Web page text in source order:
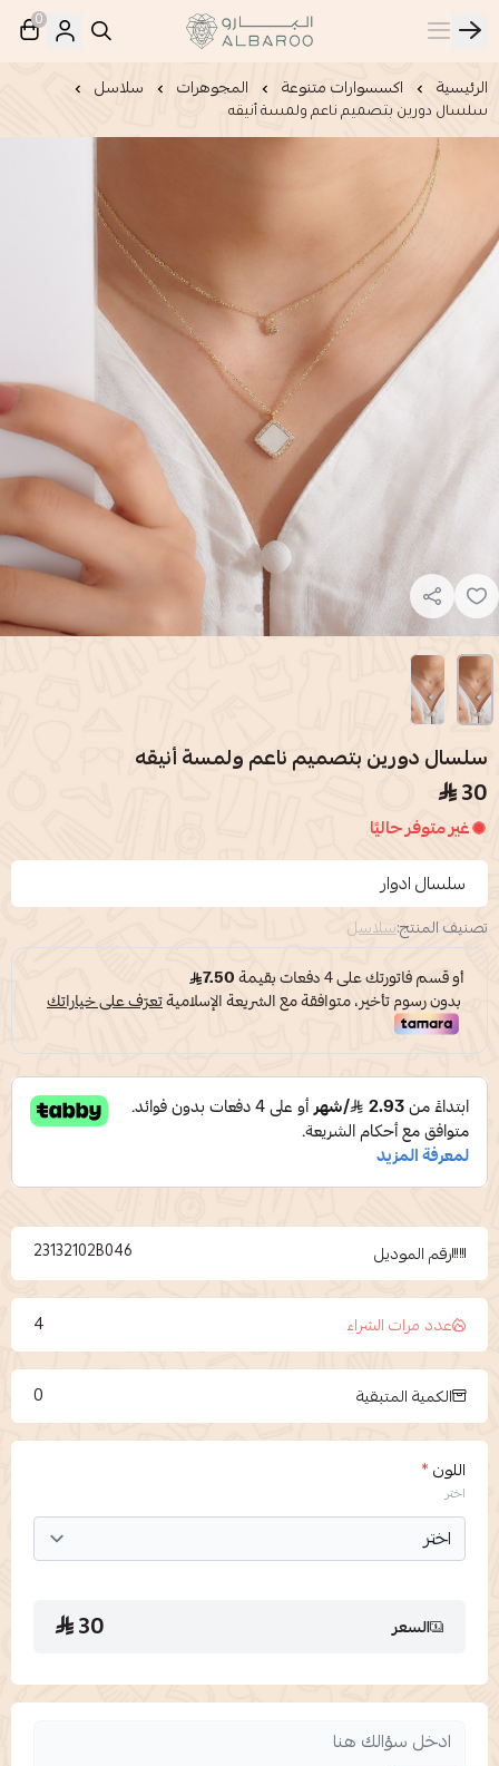
البارو | Albaroo
0
الرئيسية اكسسوارات متنوعة المجوهرات سلاسل
سلسال دورين بتصميم ناعم ولمسة أنيقه
سلسال دورين بتصميم ناعم ولمسة أنيقه
30
غير متوفر حاليًا
سلسال ادوار
تصنيف المنتج:سلاسل
رقم الموديل 23132102B046
عدد مرات الشراء 4
الكمية المتبقية 0
اللون*
اختر
السعر 30